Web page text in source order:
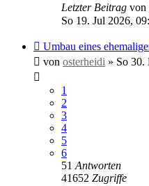
Letzter Beitrag von
So 19. Jul 2026,
Umbau eines
von osterheidi » So 30.
1
2
3
4
5
6
51 Antworten
41652 Zugriffe